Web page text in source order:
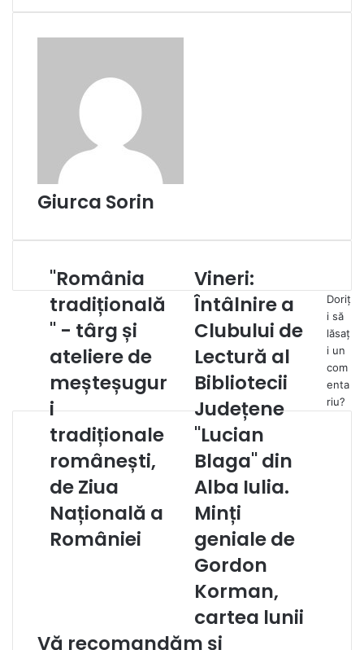
Giurca Sorin
"România
tradițională"
-
târg
ateliere
meșteșuguri
tradiționale
românești,
de
Ziua
Națională
a
României
"România
tradițională
" - târg și
ateliere de
meșteșugur
i
tradiționale
românești,
de Ziua
Națională a
României
Vineri:
Întâlnire
Clubului
de
Lectură
al
Bibliotecii
Județene
"Lucian
Blaga"
din
Alba
Iulia.
Minți
de
Gordon
cartea
lunii
Vineri:
Întâlnire a
Clubului de
Lectură al
Bibliotecii
Județene
"Lucian
Blaga" din
Alba Iulia.
Minți
geniale de
Gordon
Korman,
cartea lunii
Doriț
i să
lăsaț
i un
com
enta
riu?
Vă recomandăm și